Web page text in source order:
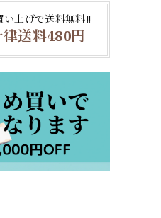
上げで送料無料‼
送料480円